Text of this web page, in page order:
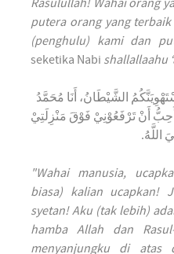
Rasulullah! Wahai orang
putera orang yang
(penghulu) kami dan
seketika Nabi shallallaahu
الشَّيْطَانُ، أَنَا مُحَمَّدُ
أُحِبُّ أَنْ تَرْفَعُوْنِيْ فَوْقَ مَنْزِلَتِيْ
اللَّهُ.
"Wahai manusia,
biasa) kalian ucapkan!
syetan! Aku (tak lebih)
hamba Allah dan
menyanjungku di atas